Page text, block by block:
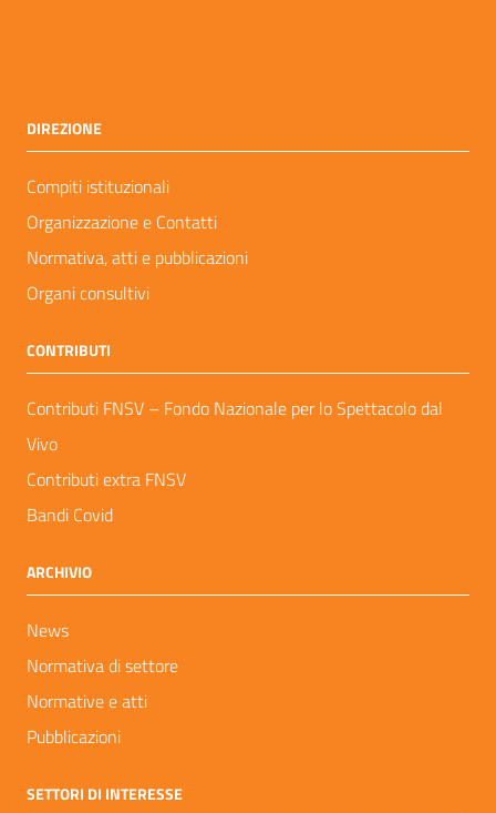
DIREZIONE
Compiti istituzionali
Organizzazione e Contatti
Normativa, atti e pubblicazioni
Organi consultivi
CONTRIBUTI
Contributi FNSV – Fondo Nazionale per lo Spettacolo dal
Vivo
Contributi extra FNSV
Bandi Covid
ARCHIVIO
News
Normativa di settore
Normative e atti
Pubblicazioni
SETTORI DI INTERESSE